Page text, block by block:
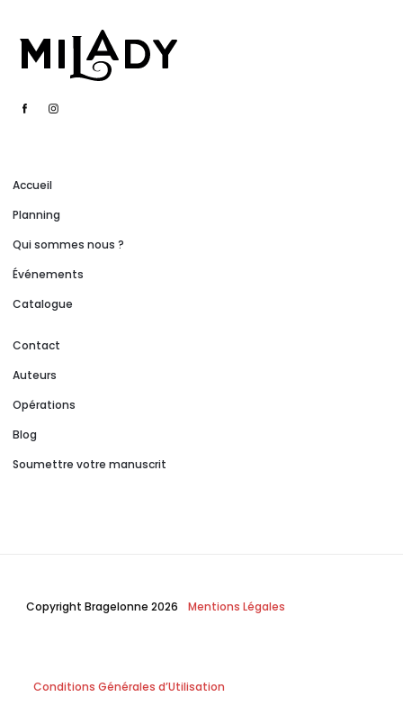
Accueil
Planning
Qui sommes nous ?
Événements
Catalogue
Contact
Auteurs
Opérations
Blog
Soumettre votre manuscrit
Copyright Bragelonne 2026 Mentions Légales
Conditions Générales d’Utilisation